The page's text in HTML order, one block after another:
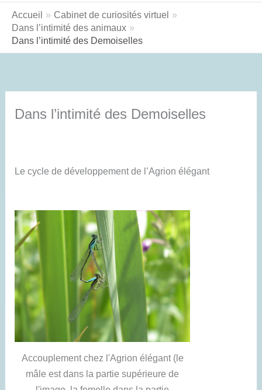
Accueil
Cabinet de curiosités virtuel
Dans l’intimité des animaux
Dans l’intimité des Demoiselles
Dans l’intimité des Demoiselles
Le cycle de développement de l’Agrion élégant
Accouplement chez l'Agrion élégant (le
mâle est dans la partie supérieure de